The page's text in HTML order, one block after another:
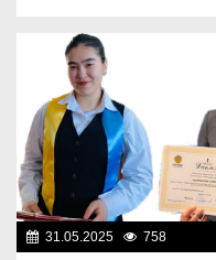
31.05.2025 758